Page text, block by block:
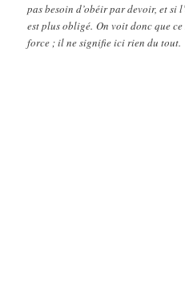
pas besoin d’obéir par devoir, et si
est plus obligé. On voit donc que
force ; il ne signifie ici rien du tout.